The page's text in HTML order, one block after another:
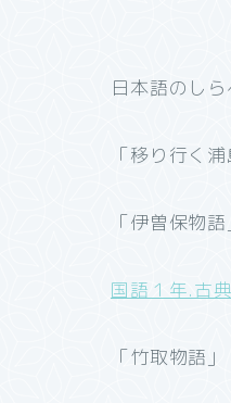
日本語のしら
「移り行く
「伊曽保物語
国語１年.古
「竹取物語」